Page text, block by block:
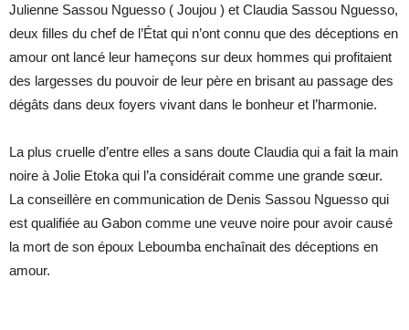
Julienne Sassou Nguesso ( Joujou ) et Claudia Sassou Nguesso,
deux filles du chef de l’État qui n’ont connu que des déceptions en
amour ont lancé leur hameçons sur deux hommes qui profitaient
des largesses du pouvoir de leur père en brisant au passage des
dégâts dans deux foyers vivant dans le bonheur et l’harmonie.
La plus cruelle d’entre elles a sans doute Claudia qui a fait la main
noire à Jolie Etoka qui l’a considérait comme une grande sœur.
La conseillère en communication de Denis Sassou Nguesso qui
est qualifiée au Gabon comme une veuve noire pour avoir causé
la mort de son époux Leboumba enchaînait des déceptions en
amour.